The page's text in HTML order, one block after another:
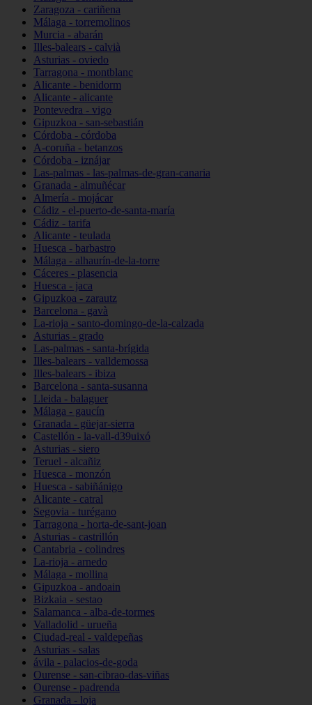
Zaragoza - cariñena
Málaga - torremolinos
Murcia - abarán
Illes-balears - calvià
Asturias - oviedo
Tarragona - montblanc
Alicante - benidorm
Alicante - alicante
Pontevedra - vigo
Gipuzkoa - san-sebastián
Córdoba - córdoba
A-coruña - betanzos
Córdoba - iznájar
Las-palmas - las-palmas-de-gran-canaria
Granada - almuñécar
Almería - mojácar
Cádiz - el-puerto-de-santa-maría
Cádiz - tarifa
Alicante - teulada
Huesca - barbastro
Málaga - alhaurín-de-la-torre
Cáceres - plasencia
Huesca - jaca
Gipuzkoa - zarautz
Barcelona - gavà
La-rioja - santo-domingo-de-la-calzada
Asturias - grado
Las-palmas - santa-brígida
Illes-balears - valldemossa
Illes-balears - ibiza
Barcelona - santa-susanna
Lleida - balaguer
Málaga - gaucín
Granada - güejar-sierra
Castellón - la-vall-d39uixó
Asturias - siero
Teruel - alcañiz
Huesca - monzón
Huesca - sabiñánigo
Alicante - catral
Segovia - turégano
Tarragona - horta-de-sant-joan
Asturias - castrillón
Cantabria - colindres
La-rioja - arnedo
Málaga - mollina
Gipuzkoa - andoain
Bizkaia - sestao
Salamanca - alba-de-tormes
Valladolid - urueña
Ciudad-real - valdepeñas
Asturias - salas
ávila - palacios-de-goda
Ourense - san-cibrao-das-viñas
Ourense - padrenda
Granada - loja